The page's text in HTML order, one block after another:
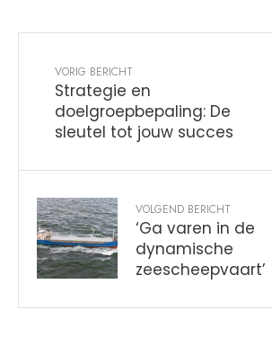
VORIG BERICHT
Strategie en
doelgroepbepaling: De
sleutel tot jouw succes
VOLGEND BERICHT
‘Ga varen in de
dynamische
zeescheepvaart’